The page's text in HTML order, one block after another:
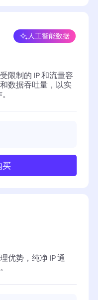
人工智能数据
限制的 IP 和流量容
数据吞吐量，以实
买
优势，纯净 IP 通